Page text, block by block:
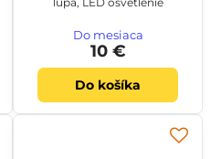
Do mesiaca
10 €
Do košíka